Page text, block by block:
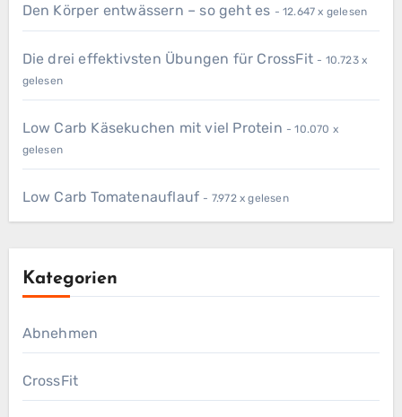
Den Körper entwässern – so geht es - 12.647 x gelesen
Die drei effektivsten Übungen für CrossFit - 10.723 x
gelesen
Low Carb Käsekuchen mit viel Protein - 10.070 x
gelesen
Low Carb Tomatenauflauf - 7.972 x gelesen
Kategorien
Abnehmen
CrossFit